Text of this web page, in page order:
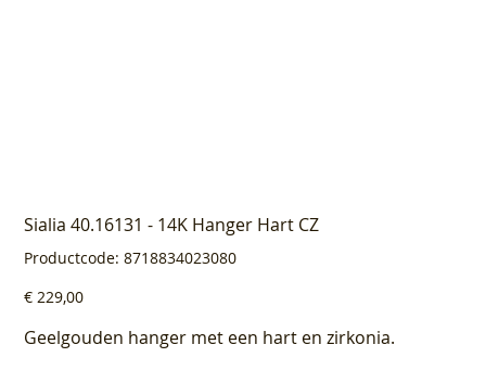
Sialia 40.16131 - 14K Hanger Hart CZ
Productcode: Productcode
8718834023080
8718834023080
Prijs
€ 229,00
Geelgouden hanger met een hart en zirkonia.